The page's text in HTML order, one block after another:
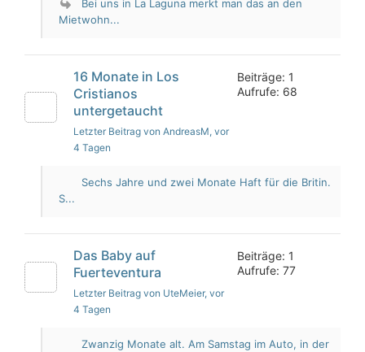
Bei uns in La Laguna merkt man das an den
Mietwohn...
16 Monate in Los
Cristianos
untergetaucht
Letzter Beitrag von AndreasM, vor
4 Tagen
Beiträge: 1
Aufrufe: 68
Sechs Jahre und zwei Monate Haft für die Britin.
S...
Das Baby auf
Fuerteventura
Letzter Beitrag von UteMeier, vor
4 Tagen
Beiträge: 1
Aufrufe: 77
Zwanzig Monate alt. Am Samstag im Auto, in der